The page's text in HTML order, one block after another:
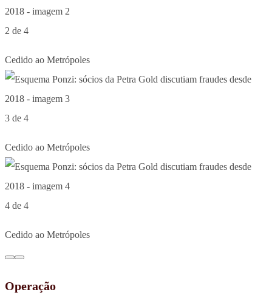
2 de 4
Cedido ao Metrópoles
3 de 4
Cedido ao Metrópoles
4 de 4
Cedido ao Metrópoles
Operação